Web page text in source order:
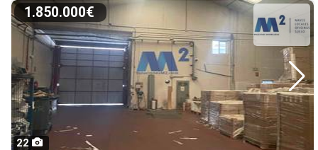
22
1.850.000€